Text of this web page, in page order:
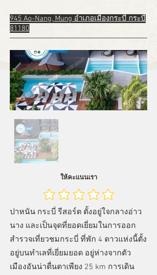
945 Ao-Nang, Mung อำเภอเมืองกระบี่ กระบี่
81180
ให้คะแนนเรา
ปาหนัน กระบี่ รีสอร์ต ตั้งอยู่ใจกลางอ่าว
นาง และเป็นจุดที่ยอดเยี่ยมในการออก
สำรวจเที่ยวชมกระบี่ ที่พัก 4 ดาวแห่งนี้ตั้ง
อยู่บนทำเลที่เยี่ยมยอด อยู่ห่างจากตัว
เมืองอันน่าตื่นตาเพียง 25 km การเดิน